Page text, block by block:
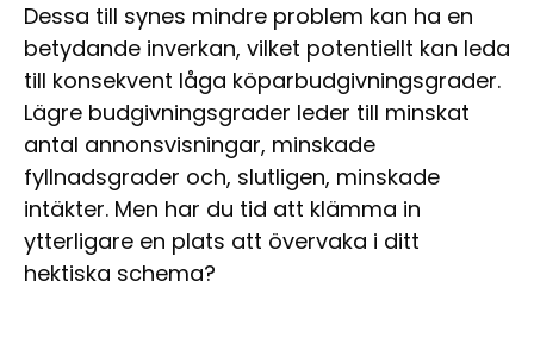
Dessa till synes mindre problem kan ha en
betydande inverkan, vilket potentiellt kan leda
till konsekvent låga köparbudgivningsgrader.
Lägre budgivningsgrader leder till minskat
antal annonsvisningar, minskade
fyllnadsgrader och, slutligen, minskade
intäkter. Men har du tid att klämma in
ytterligare en plats att övervaka i ditt
hektiska schema?